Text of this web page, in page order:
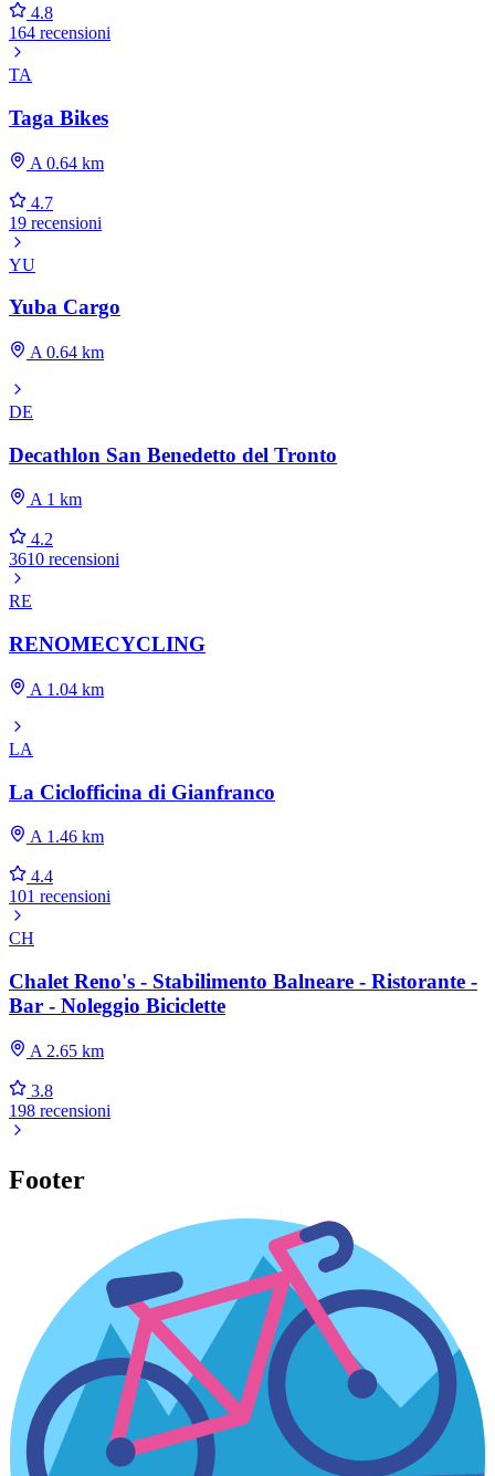
4.8
164 recensioni
TA
Taga Bikes
A 0.64 km
4.7
19 recensioni
YU
Yuba Cargo
A 0.64 km
DE
Decathlon San Benedetto del Tronto
A 1 km
4.2
3610 recensioni
RE
RENOMECYCLING
A 1.04 km
LA
La Ciclofficina di Gianfranco
A 1.46 km
4.4
101 recensioni
CH
Chalet Reno's - Stabilimento Balneare - Ristorante -
Bar - Noleggio Biciclette
A 2.65 km
3.8
198 recensioni
Footer